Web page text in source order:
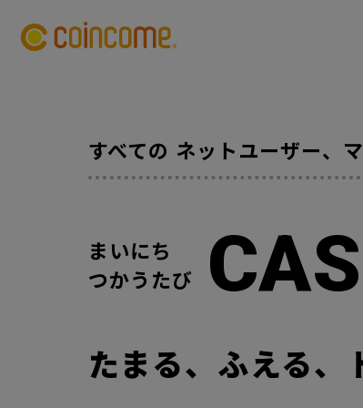
すべての ネットユーザー、
まいにち
つかうたび
たまる、ふえる、